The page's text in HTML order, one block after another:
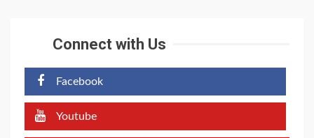
Connect with Us
Facebook
Youtube